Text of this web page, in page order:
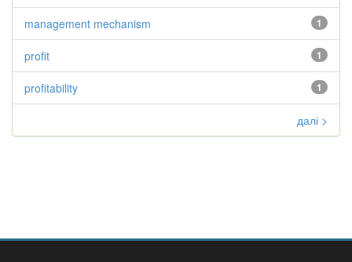
1
management mechanism
1
profit
1
profitability
далі >